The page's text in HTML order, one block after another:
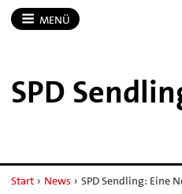
MENÜ
SPD
Start › News › SPD Sendling: Eine